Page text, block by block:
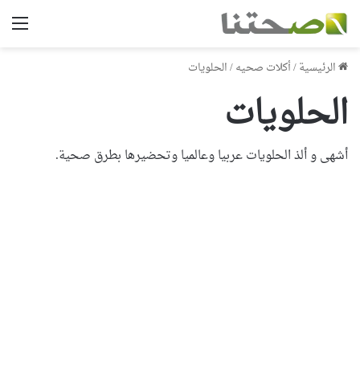
الرئيسية/أكلات صحيه/الحلويات
الحلويات
أشهى و ألذ الحلويات عربيا وعالميا وتحضيرها بطرق صحية.